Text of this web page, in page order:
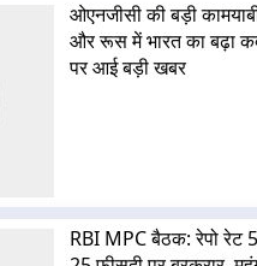
ओएनजीसी की बड़ी
और रूस में भारत का बढ़ा
पर आई बड़ी खबर
RBI MPC बैठक: रेपो रेट